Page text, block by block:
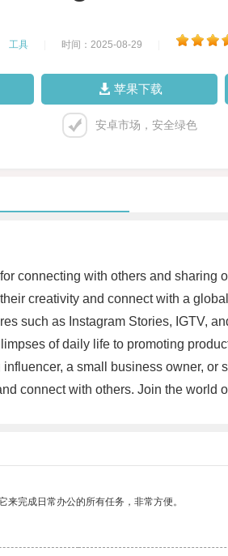
工具 时间：2025-08-29
苹果下载
安卓市场，安全绿色
connecting with others and
creativity and connect with a
such as Instagram Stories, IGTV,
of daily life to promoting
a small business owner,
connect with others. Join the
完成日常办公的所有任务，非常方便。